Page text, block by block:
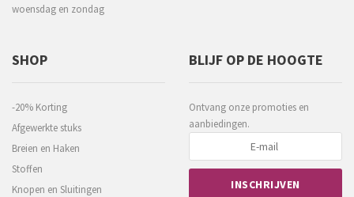
woensdag en zondag
SHOP
-20% Korting
Afgewerkte stuks
Breien en Haken
Stoffen
Knopen en Sluitingen
BLIJF OP DE HOOGTE
Ontvang onze promoties en
aanbiedingen.